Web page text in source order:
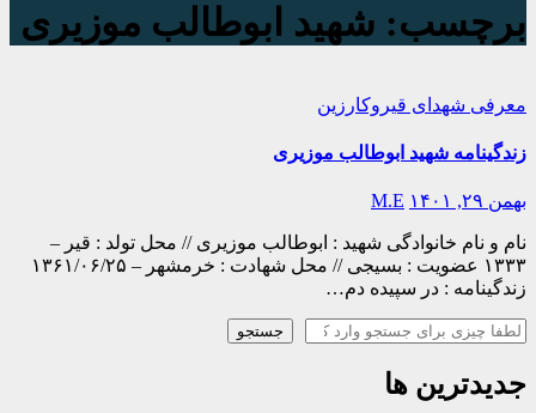
برچسب: شهید ابوطالب موزیری
معرفی شهدای قیروکارزین
زندگینامه شهید ابوطالب موزیری
بهمن ۲۹, ۱۴۰۱ M.E
نام و نام خانوادگی شهید : ابوطالب موزیری // محل تولد : قیر –
۱۳۳۳ عضویت : بسیجی // محل شهادت : خرمشهر – ۱۳۶۱/۰۶/۲۵
زندگینامه : در سپیده دم…
جستجو
جستجو
جدیدترین ها